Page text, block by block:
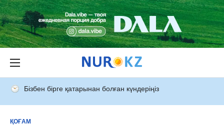
Бізбен бірге қатарынан болған күндеріңіз
ҚОҒАМ